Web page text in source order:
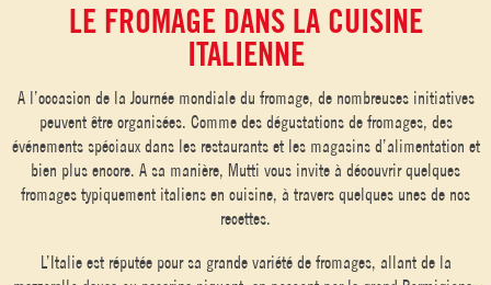
LE FROMAGE DANS LA CUISINE
ITALIENNE
A l’occasion de la Journée mondiale du fromage, de nombreuses initiatives
peuvent être organisées. Comme des dégustations de fromages, des
événements spéciaux dans les restaurants et les magasins d’alimentation et
bien plus encore. A sa manière, Mutti vous invite à découvrir quelques
fromages typiquement italiens en cuisine, à travers quelques unes de nos
recettes.
L’Italie est réputée pour sa grande variété de fromages, allant de la